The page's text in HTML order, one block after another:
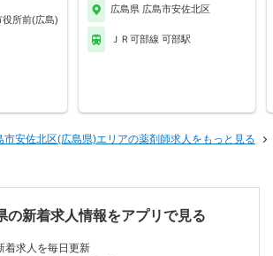
役所前(広島)
広島県 広島市安佐北区
ＪＲ可部線 可部駅
市安佐北区(広島県)エリアの薬剤師求人をもっと見る
の新着求人情報をアプリで見る
着求人を毎日更新